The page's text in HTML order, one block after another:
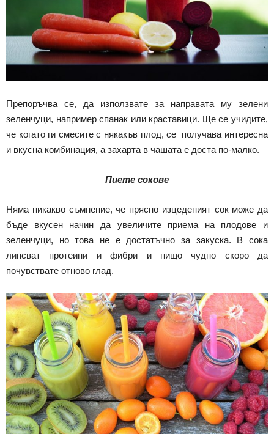
Препоръчва се, да използвате за направата му зелени
зеленчуци, например спанак или краставици. Ще се учидите,
че когато ги смесите с някакъв плод, се получава интересна
и вкусна комбинация, а захарта в чашата е доста по-малко.
Пиете сокове
Няма никакво съмнение, че прясно изцеденият сок може да
бъде вкусен начин да увеличите приема на плодове и
зеленчуци, но това не е достатъчно за закуска. В сока
липсват протеини и фибри и нищо чудно скоро да
почувствате отново глад.